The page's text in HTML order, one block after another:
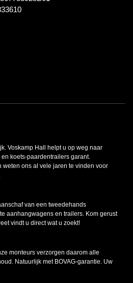
Voskamp Hall helpt u op weg naar
koets-paardentrailers garant.
weten ons al vele jaren te vinden voor
van een tweedehands
aanhangwagens en trailers. Kom gerust
vindt u direct wat u zoekt!
monteurs verzorgen daarom alle
Natuurlijk met BOVAG-garantie. Uw